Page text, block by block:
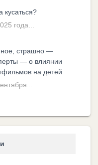
кусаться?
года...
страшно —
— о влиянии
на детей